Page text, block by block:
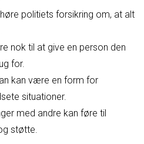
politiets forsikring om, at alt
nok til at give en person den
for.
kan være en form for
situationer.
med andre kan føre til
støtte.